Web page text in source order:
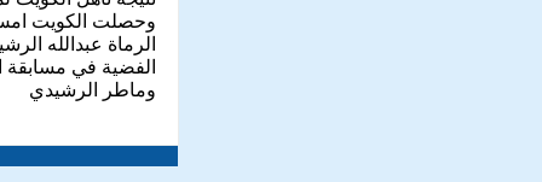
وحصلت الكويت
الرماة عبدالله
الفضية في
وماطر الرشيدي